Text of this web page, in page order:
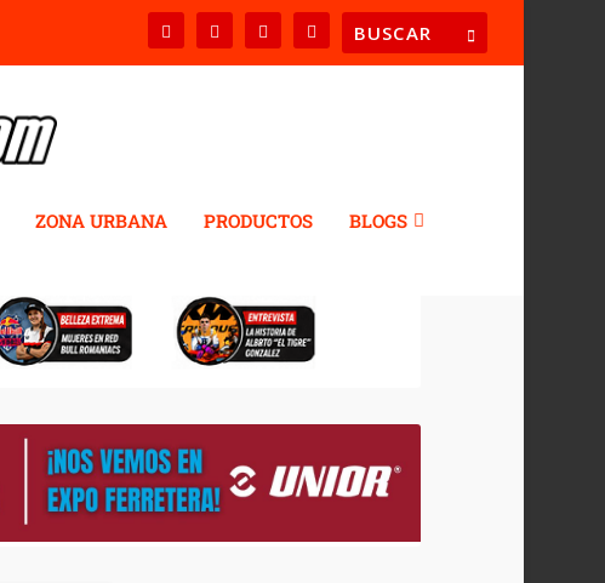
ZONA URBANA PRODUCTOS BLOGS